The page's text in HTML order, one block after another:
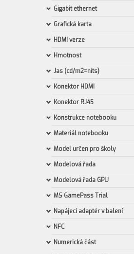
Gigabit ethernet
Grafická karta
HDMI verze
Hmotnost
Jas (cd/m2=nits)
Konektor HDMI
Konektor RJ45
Konstrukce notebooku
Materiál notebooku
Model určen pro školy
Modelová řada
Modelová řada GPU
MS GamePass Trial
Napájecí adaptér v balení
NFC
Numerická část